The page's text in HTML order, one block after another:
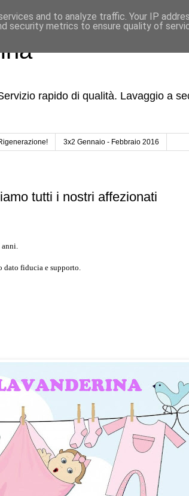
rapido di qualità. Lavaggio a
3x2 Gennaio - Febbraio 2016
tutti i nostri affezionati
anni.
fiducia e supporto.
and to analyze traffic. Your IP
security metrics to ensure quality of